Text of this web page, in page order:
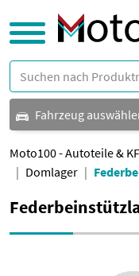
Fahrzeug
Moto100 - Autoteile &
Domlager